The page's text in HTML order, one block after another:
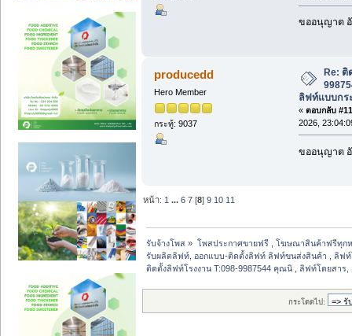
ขออนุญาต
producedd
Hero Member
กระทู้: 9037
Re: ติ
ลิฟท์แบบกร
« ตอบกลับ
2026,
ขออนุญาต
หน้า: 1 ...6 7 [8]9 10 11
รับจ้างโพส » โพสประกาศขายฟรี , โฆษณาสินค้าฟรีทุก
รับผลิตลิฟท์, ออกแบบ-ติดตั้งลิฟท์ ลิฟท์ขนส่งสินค้า , ลิฟท์
ติดตั้งลิฟท์โรงงาน T:098-9987544 คุณนิ , ลิฟท์โดยสา
กระโดดไป: